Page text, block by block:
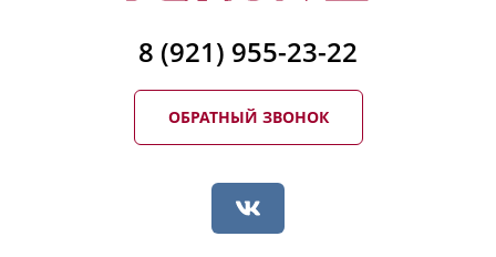
8 (921) 955-23-22
ОБРАТНЫЙ ЗВОНОК